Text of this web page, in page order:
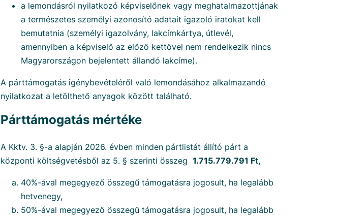
a lemondásról nyilatkozó képviselőnek vagy meghatalmazottjának
a természetes személyi azonosító adatait igazoló iratokat kell
bemutatnia (személyi igazolvány, lakcímkártya, útlevél,
amennyiben a képviselő az előző kettővel nem rendelkezik nincs
Magyarországon bejelentett állandó lakcíme).
A párttámogatás igénybevételéről való lemondásához alkalmazandó
nyilatkozat a letölthető anyagok között található.
Párttámogatás mértéke
A Kktv. 3. §-a alapján 2026. évben minden pártlistát állító párt a
központi költségvetésből az 5. § szerinti összeg 1.715.779.791 Ft,
40%-ával megegyező összegű támogatásra jogosult, ha legalább
hetvenegy,
50%-ával megegyező összegű támogatásra jogosult, ha legalább